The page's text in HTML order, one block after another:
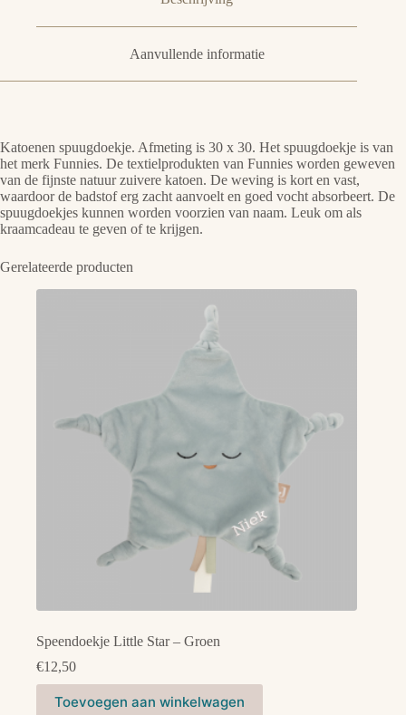
Aanvullende informatie
Katoenen spuugdoekje. Afmeting is 30 x 30. Het spuugdoekje is van
het merk Funnies. De textielprodukten van Funnies worden geweven
van de fijnste natuur zuivere katoen. De weving is kort en vast,
waardoor de badstof erg zacht aanvoelt en goed vocht absorbeert. De
spuugdoekjes kunnen worden voorzien van naam. Leuk om als
kraamcadeau te geven of te krijgen.
Gerelateerde producten
Speendoekje Little Star – Groen
€12,50
Toevoegen aan winkelwagen